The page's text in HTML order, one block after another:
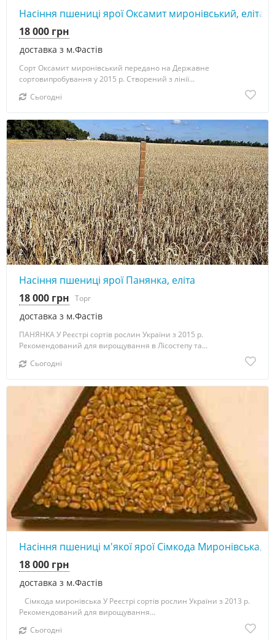
Насіння пшениці ярої Оксамит миронівський, еліта
доставка з м.Фастів
18 000 грн
Сорт Оксамит миронівський передано на Державне
сортовипробування у 2015 р. Створений з лінії...
Сьогодні
2
Насіння пшениці ярої Панянка, еліта
доставка з м.Фастів
18 000 грн Торг
ПАНЯНКА У Реєстрі сортів рослин України з 2015 р.
Рекомендований для вирощування в Лісостепу та...
Сьогодні
Насіння пшениці м'якої ярої Сімкода Миронівська,
доставка з м.Фастів
18 000 грн
Сімкода миронівська У Реєстрі сортів рослин України з 2013 р.
Рекомендований для вирощування...
Сьогодні